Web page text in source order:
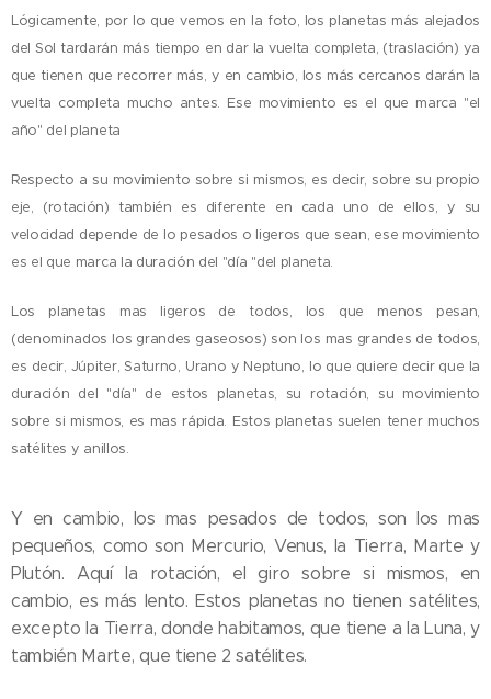
Lógicamente, por lo que vemos en la foto, los planetas más alejados
del Sol tardarán más tiempo en dar la vuelta completa, (traslación) ya
que tienen que recorrer más, y en cambio, los más cercanos darán la
vuelta completa mucho antes. Ese movimiento es el que marca "el
año" del planeta
Respecto a su movimiento sobre si mismos, es decir, sobre su propio
eje, (rotación) también es diferente en cada uno de ellos, y su
velocidad depende de lo pesados o ligeros que sean, ese movimiento
es el que marca la duración del "día "del planeta.
Los planetas mas ligeros de todos, los que menos pesan,
(denominados los grandes gaseosos) son los mas grandes de todos,
es decir, Júpiter, Saturno, Urano y Neptuno, lo que quiere decir que la
duración del "día" de estos planetas, su rotación, su movimiento
sobre si mismos, es mas rápida. Estos planetas suelen tener muchos
satélites y anillos.
Y en cambio, los mas pesados de todos, son los mas
pequeños, como son Mercurio, Venus, la Tierra, Marte y
Plutón. Aquí la rotación, el giro sobre si mismos, en
cambio, es más lento. Estos planetas no tienen satélites,
excepto la Tierra, donde habitamos, que tiene a la Luna, y
también Marte, que tiene 2satélites.